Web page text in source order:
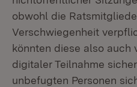
obwohl die
Verschwiegenheit
könnten diese also
digitaler Teilnahme
unbefugten Personen